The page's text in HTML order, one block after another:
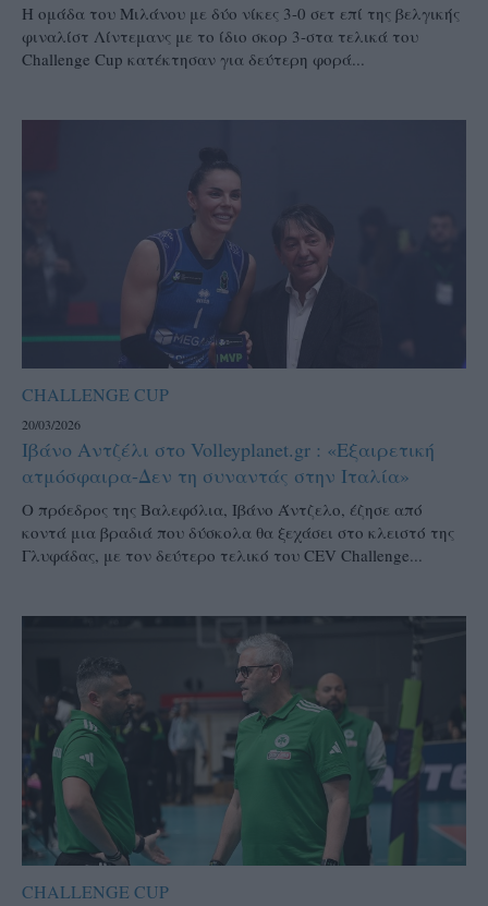
Η ομάδα του Μιλάνου με δύο νίκες 3-0 σετ επί της βελγικής
φιναλίστ Λίντεμανς με το ίδιο σκορ 3-στα τελικά του
Challenge Cup κατέκτησαν για δεύτερη φορά...
CHALLENGE CUP
20/03/2026
Ιβάνο Αντζέλι στο Volleyplanet.gr : «Εξαιρετική
ατμόσφαιρα-Δεν τη συναντάς στην Ιταλία»
Ο πρόεδρος της Βαλεφόλια, Ιβάνο Άντζελο, έζησε από
κοντά μια βραδιά που δύσκολα θα ξεχάσει στο κλειστό της
Γλυφάδας, με τον δεύτερο τελικό του CEV Challenge...
CHALLENGE CUP